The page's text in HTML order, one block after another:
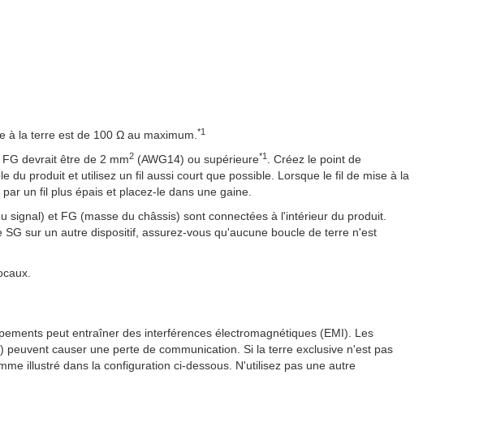
à la terre est de 100 Ω au maximum. *1
devrait être de 2 mm2 (AWG14) ou supérieure*1
. Créez le point de
du produit et utilisez un fil aussi court que possible. Lorsque le fil de mise à la
un fil plus épais et placez-le dans une gaine.
signal) et FG (masse du châssis) sont connectées à l'intérieur du produit.
sur un autre dispositif, assurez-vous qu'aucune boucle de terre n'est
peut entraîner des interférences électromagnétiques (EMI). Les
peuvent causer une perte de communication. Si la terre exclusive n'est pas
illustré dans la configuration ci-dessous. N'utilisez pas une autre